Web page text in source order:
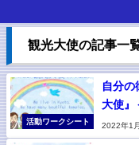
観光大使の記事一
活動ワークシート
自分の
大使』
2022年1